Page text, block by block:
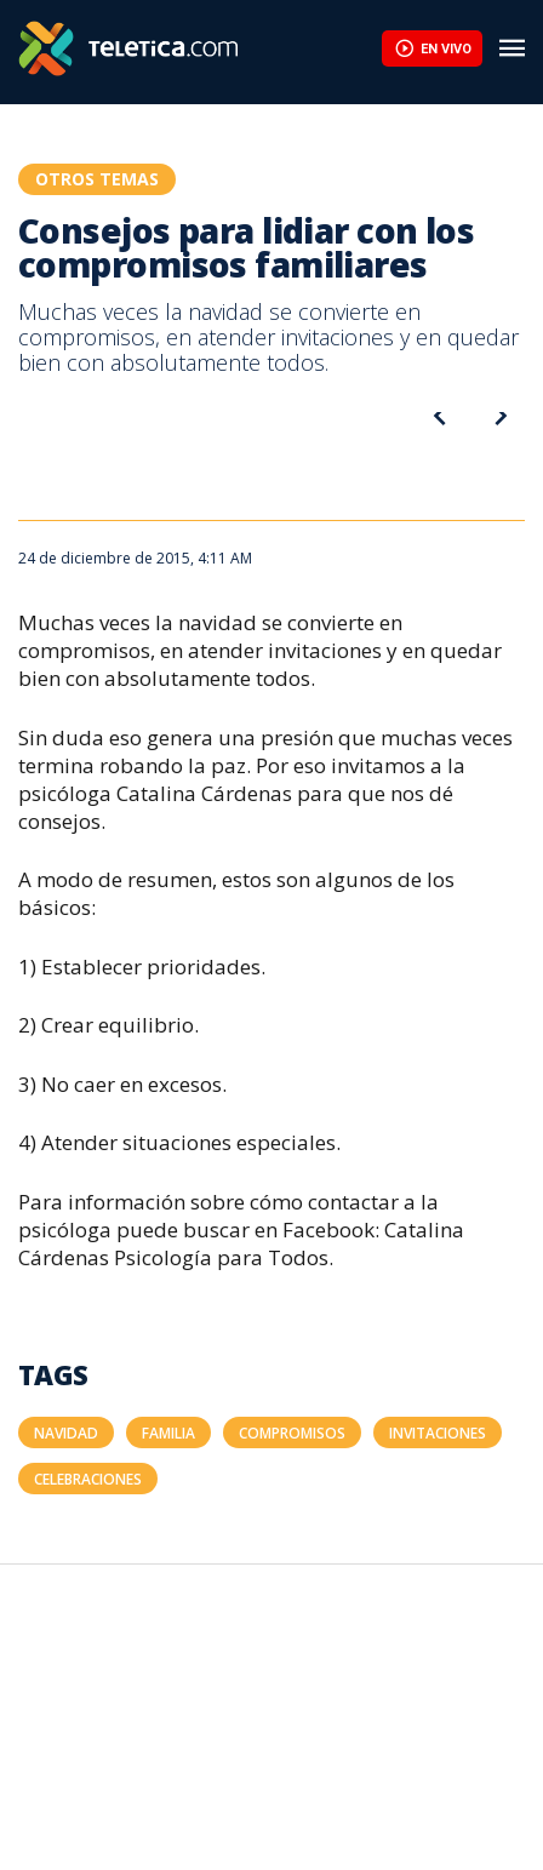
EN VIVO
OTROS TEMAS
Consejos para lidiar con los
compromisos familiares
Muchas veces la navidad se convierte en
compromisos, en atender invitaciones y en quedar
bien con absolutamente todos.
24 de diciembre de 2015, 4:11 AM
Muchas veces la navidad se convierte en
compromisos, en atender invitaciones y en quedar
bien con absolutamente todos.
Sin duda eso genera una presión que muchas veces
termina robando la paz. Por eso invitamos a la
psicóloga Catalina Cárdenas para que nos dé
consejos.
A modo de resumen, estos son algunos de los
básicos:
1) Establecer prioridades.
2) Crear equilibrio.
3) No caer en excesos.
4) Atender situaciones especiales.
Para información sobre cómo contactar a la
psicóloga puede buscar en Facebook: Catalina
Cárdenas Psicología para Todos.
TAGS
NAVIDAD FAMILIA COMPROMISOS INVITACIONES
CELEBRACIONES